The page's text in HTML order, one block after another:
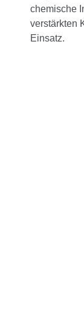
chemische
verstärkten
Einsatz.